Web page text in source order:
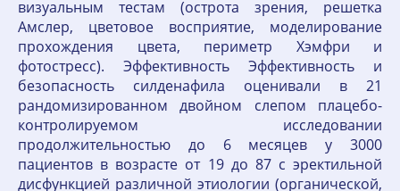
визуальным тестам (острота зрения, решетка
Амслер, цветовое восприятие, моделирование
прохождения цвета, периметр Хэмфри и
фотостресс). Эффективность Эффективность и
безопасность силденафила оценивали в 21
рандомизированном двойном слепом плацебо-
контролируемом исследовании
продолжительностью до 6 месяцев у 3000
пациентов в возрасте от 19 до 87 с эректильной
дисфункцией различной этиологии (органической,